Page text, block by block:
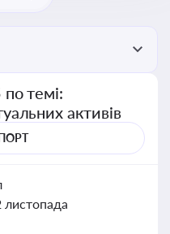
темі:
активів
листопада